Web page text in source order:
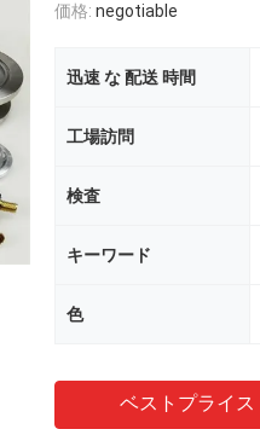
価格: negotiable
迅速 な 配送 時間
工場訪問
検査
キーワード
色
ベストプライス